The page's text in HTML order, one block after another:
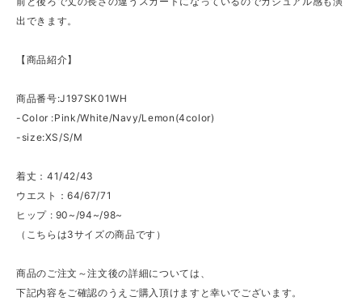
出できます。
【商品紹介】
商品番号:J197SK01WH
-Color :Pink/White/Navy/Lemon(4color)
-size:XS/S/M
着丈：41/42/43
ウエスト：64/67/71
ヒップ : 90~/94~/98~
（こちらは3サイズの商品です）
商品のご注文～注文後の詳細については、
下記内容をご確認のうえご購入頂けますと幸いでございます。